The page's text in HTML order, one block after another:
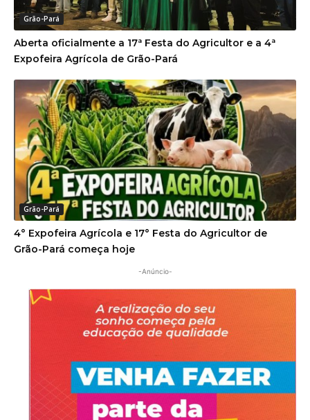
Grão-Pará
Aberta oficialmente a 17ª Festa do Agricultor e a 4ª
Expofeira Agrícola de Grão-Pará
Grão-Pará
4° Expofeira Agrícola e 17° Festa do Agricultor de
Grão-Pará começa hoje
-Anúncio-